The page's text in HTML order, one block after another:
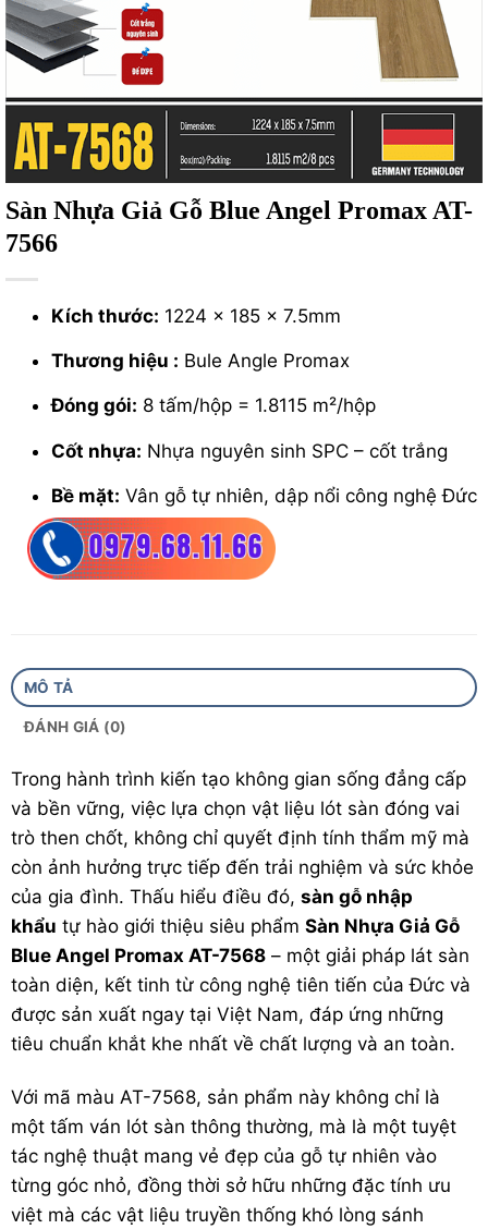
Sàn Nhựa Giả Gỗ Blue Angel Promax AT-
7566
Kích thước: 1224 x 185 x 7.5mm
Thương hiệu : Bule Angle Promax
Đóng gói: 8 tấm/hộp = 1.8115 m²/hộp
Cốt nhựa: Nhựa nguyên sinh SPC – cốt trắng
Bề mặt: Vân gỗ tự nhiên, dập nổi công nghệ Đức
Hèm khóa:Välinge 4G
Bảo hành:15 năm
MÔ TẢ
ĐÁNH GIÁ (0)
Trong hành trình kiến tạo không gian sống đẳng cấp
và bền vững, việc lựa chọn vật liệu lót sàn đóng vai
trò then chốt, không chỉ quyết định tính thẩm mỹ mà
còn ảnh hưởng trực tiếp đến trải nghiệm và sức khỏe
của gia đình. Thấu hiểu điều đó, sàn gỗ nhập
khẩu tự hào giới thiệu siêu phẩm Sàn Nhựa Giả Gỗ
Blue Angel Promax AT-7568 – một giải pháp lát sàn
toàn diện, kết tinh từ công nghệ tiên tiến của Đức và
được sản xuất ngay tại Việt Nam, đáp ứng những
tiêu chuẩn khắt khe nhất về chất lượng và an toàn.
Với mã màu AT-7568, sản phẩm này không chỉ là
một tấm ván lót sàn thông thường, mà là một tuyệt
tác nghệ thuật mang vẻ đẹp của gỗ tự nhiên vào
từng góc nhỏ, đồng thời sở hữu những đặc tính ưu
việt mà các vật liệu truyền thống khó lòng sánh